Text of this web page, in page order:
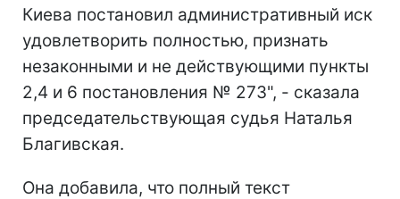
Киева постановил административный иск
удовлетворить полностью, признать
незаконными и не действующими пункты
2,4 и 6 постановления № 273", - сказала
председательствующая судья Наталья
Благивская.
Она добавила, что полный текст